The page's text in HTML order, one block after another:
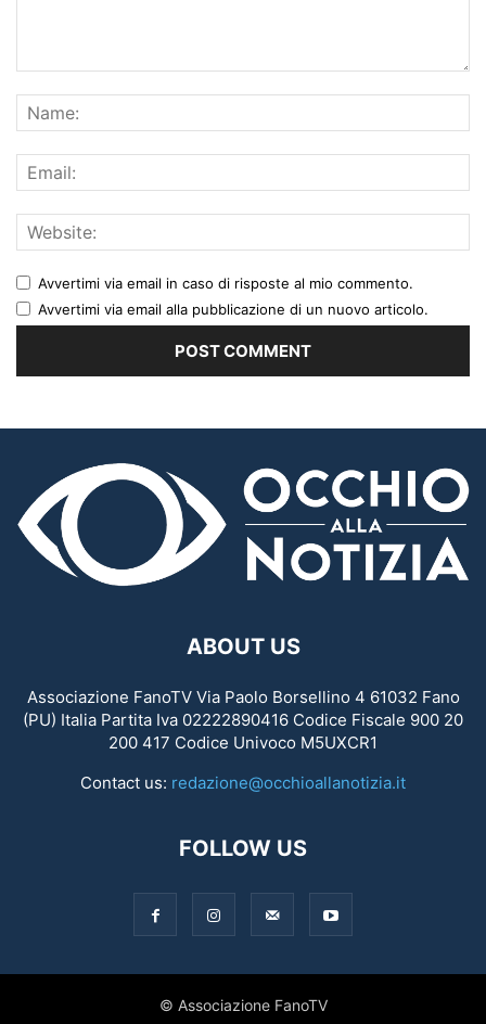
Avvertimi via email in caso di risposte al mio commento.
Avvertimi via email alla pubblicazione di un nuovo articolo.
ABOUT US
Associazione FanoTV Via Paolo Borsellino 4 61032 Fano
(PU) Italia Partita Iva 02222890416 Codice Fiscale 900 20
200 417 Codice Univoco M5UXCR1
Contact us: redazione@occhioallanotizia.it
FOLLOW US
© Associazione FanoTV